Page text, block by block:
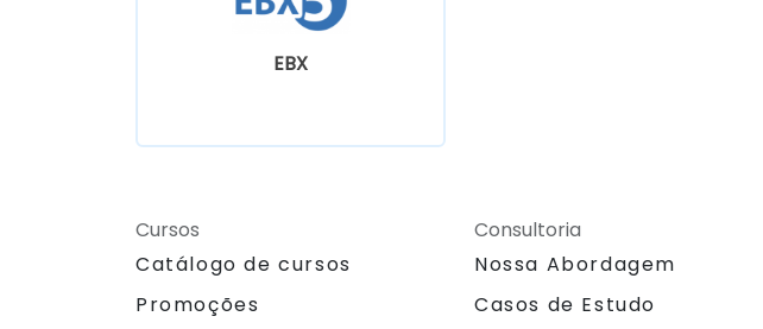
EBX
Cursos
Catálogo de cursos
Promoções
Consultoria
Nossa Abordagem
Casos de Estudo